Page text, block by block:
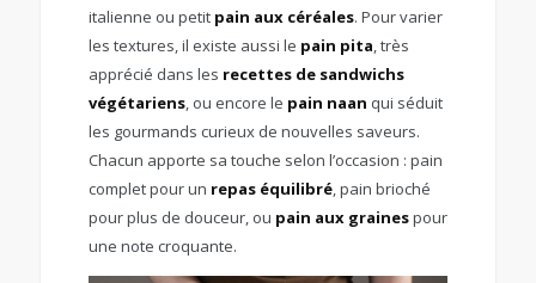
italienne ou petit pain aux céréales. Pour varier
les textures, il existe aussi le pain pita, très
apprécié dans les recettes de sandwichs
végétariens, ou encore le pain naan qui séduit
les gourmands curieux de nouvelles saveurs.
Chacun apporte sa touche selon l’occasion : pain
complet pour un repas équilibré, pain brioché
pour plus de douceur, ou pain aux grainespour
une note croquante.